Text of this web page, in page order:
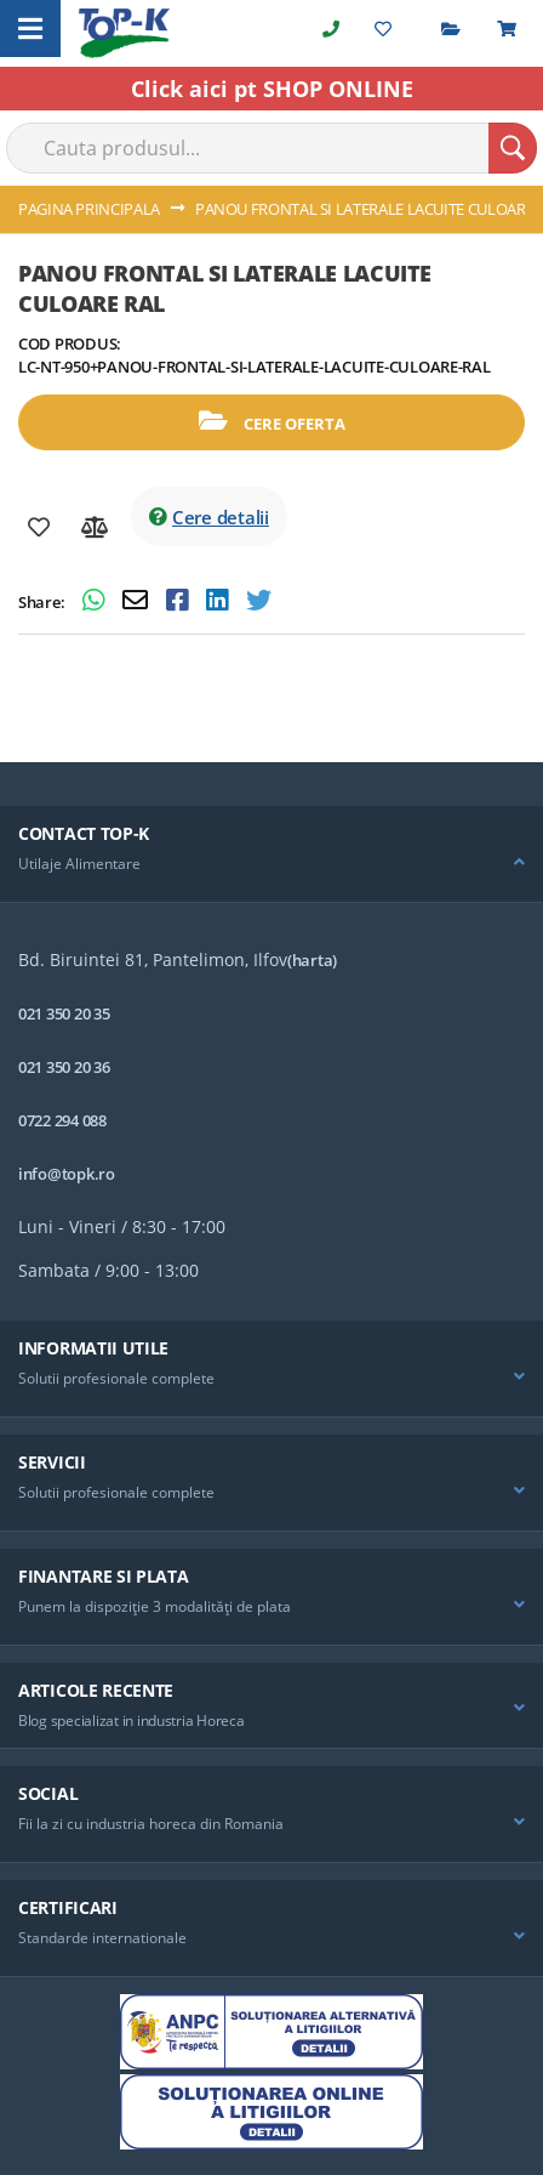
to
Content
Click aici pt SHOP ONLINE
PAGINA PRINCIPALA PANOU FRONTAL SI LATERALE LACUITE CULOARE
Skip
to
the
end
of
the
images
gallery
Skip
to
the
beginning
of
the
images
gallery
PANOU FRONTAL SI LATERALE LACUITE
CULOARE RAL
COD PRODUS:
LC-NT-950+PANOU-FRONTAL-SI-LATERALE-LACUITE-CULOARE-RAL
CERE OFERTA
Cere detalii
Share:
CONTACT TOP-K
Utilaje Alimentare
Bd. Biruintei 81, Pantelimon, Ilfov(harta)
021 350 20 35
021 350 20 36
0722 294 088
info@topk.ro
Luni - Vineri / 8:30 - 17:00
Sambata / 9:00 - 13:00
INFORMATII UTILE
Solutii profesionale complete
SERVICII
Solutii profesionale complete
FINANTARE SI PLATA
Punem la dispoziţie 3 modalităţi de plata
ARTICOLE RECENTE
Blog specializat in industria Horeca
SOCIAL
Fii la zi cu industria horeca din Romania
CERTIFICARI
Standarde internationale